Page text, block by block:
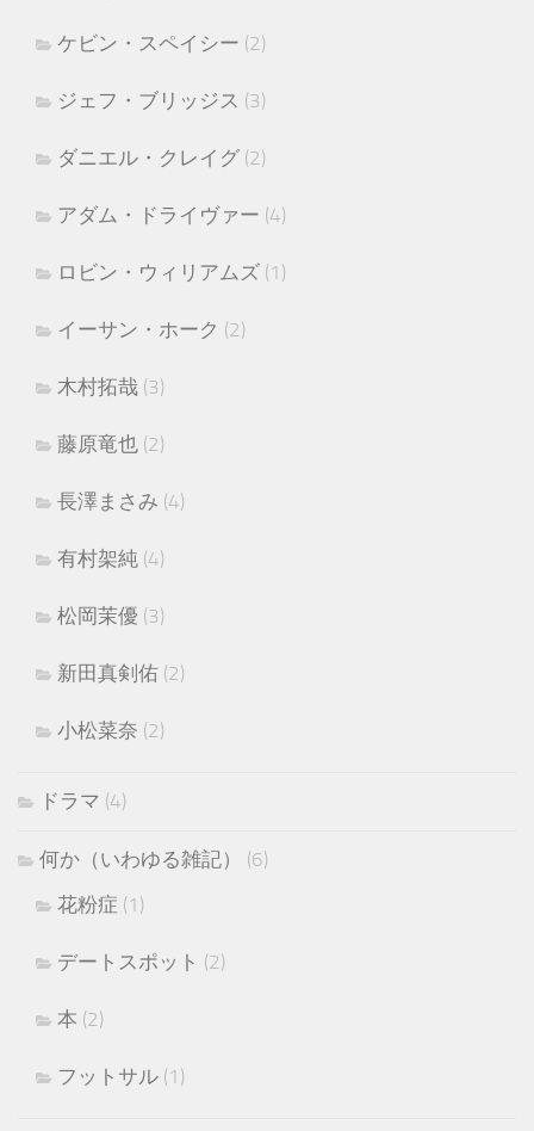
ケビン・スペイシー (2)
ジェフ・ブリッジス (3)
ダニエル・クレイグ (2)
アダム・ドライヴァー (4)
ロビン・ウィリアムズ (1)
イーサン・ホーク (2)
木村拓哉 (3)
藤原竜也 (2)
長澤まさみ (4)
有村架純 (4)
松岡茉優 (3)
新田真剣佑 (2)
小松菜奈 (2)
ドラマ (4)
何か（いわゆる雑記）
(6)
花粉症 (1)
デートスポット (2)
本 (2)
フットサル (1)